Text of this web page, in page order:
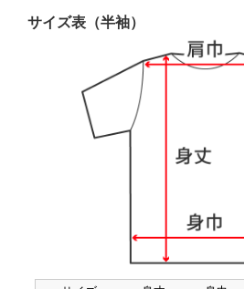
サイズ表（半袖）